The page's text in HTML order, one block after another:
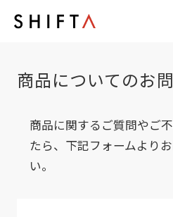
商品についてのお
商品に関するご質問やご
たら、下記フォームより
い。